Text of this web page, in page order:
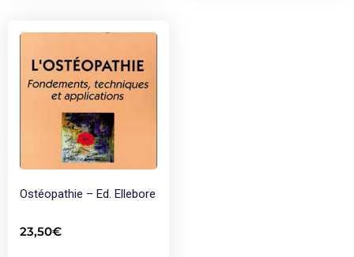
Ostéopathie – Ed. Ellebore
23,50€